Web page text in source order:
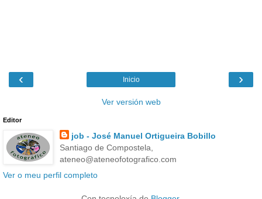
‹ ›
Inicio
Ver versión web
Editor
job - José Manuel Ortigueira Bobillo
Santiago de Compostela,
ateneo@ateneofotografico.com
Ver o meu perfil completo